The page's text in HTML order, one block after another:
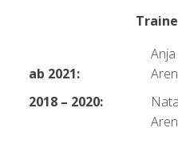
ab 2021:
2018 – 2020: